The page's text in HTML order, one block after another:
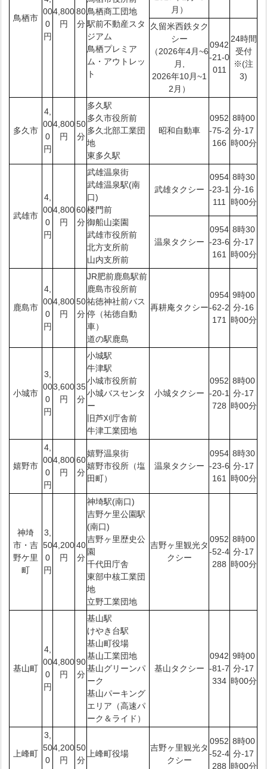
鳥栖市
00
0
円
4,800
円
80
分
鳥栖商工団地
駅前不動産スタ
ジアム
鳥栖プレミア
ム・アウトレッ
ト
月）
久留米西鉄タク
シー
（2026年4月~6
月,
2026年10月~1
2月）
0942
-21-0
011
24時間
受付
※(注
3)
多久市
4,
00
0
円
4,800
円
50
分
多久駅
多久市役所前
多久北部工業団
地
東多久駅
昭和自動車
0952
-75-2
166
8時00
分-17
時00分
武雄市
4,
00
0
円
4,800
円
60
分
武雄温泉街
武雄温泉駅(南
口)
楼門前
御船山楽園
武雄市役所前
北方支所前
山内支所前
武雄タクシー
0954
-23-1
111
8時30
分-16
時00分
温泉タクシー
0954
-23-6
161
8時30
分-17
時00分
鹿島市
4,
00
0
円
4,800
円
50
分
JR肥前鹿島駅前
鹿島市役所前
祐徳神社前バス
停（祐徳自動
車）
道の駅鹿島
再耕庵タクシー
0954
-62-2
171
9時00
分-16
時00分
小城市
3,
00
0
円
3,600
円
35
分
小城駅
牛津駅
小城市役所前
小城バスセンタ
ー
旧芦刈庁舎前
牛津工業団地
小城タクシー
0952
-20-1
728
8時00
分-17
時00分
嬉野市
4,
00
0
円
4,800
円
60
分
嬉野温泉街
嬉野市役所（塩
田町）
温泉タクシー
0954
-23-6
161
8時30
分-17
時00分
神埼
市・吉
野ケ里
町
3,
50
0
円
4,200
円
40
分
神埼駅(南口)
吉野ケ里公園駅
(南口)
吉野ヶ里歴史公
園
千代田庁舎
東部中核工業団
地
立野工業団地
吉野ヶ里観光タ
クシー
0952
-52-4
288
8時00
分-17
時00分
基山町
4,
00
0
円
4,800
円
90
分
基山駅
けやき台駅
基山町役場
基山工業団地
基山グリーンパ
ーク
基山パーキング
エリア（高速パ
ーク＆ライド）
基山タクシー
0942
-81-7
334
9時00
分-17
時00分
上峰町
3,
50
0
4,200
円
50
分
上峰町役場
吉野ヶ里観光タ
クシー
0952
-52-4
288
8時00
分-17
時00分